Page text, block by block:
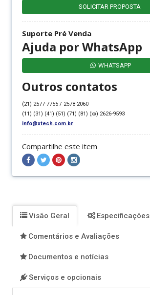
SOLICITAR PROPOSTA
Suporte Pré Venda
Ajuda por WhatsApp
WHATSAPP
Outros contatos
(21) 2577-7755 / 2578-2060
(11) (31) (41) (51) (71) (81) (xx) 2626-9593
info@xtech.com.br
Compartilhe este item
Compartilhar
Compartilhar
Compartilhar
Compartilhar
Visão Geral Especificações
Comentários e Avaliações
Documentos e notícias
Serviços e opcionais